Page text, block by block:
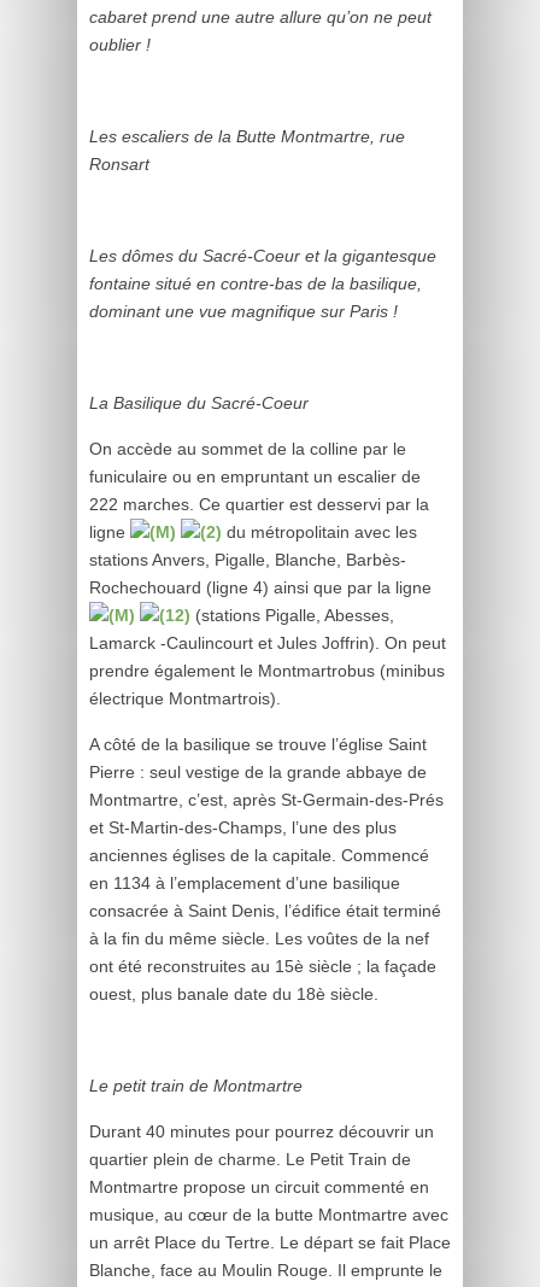
cabaret prend une autre allure qu’on ne peut
oublier !
Les escaliers de la Butte Montmartre, rue
Ronsart
Les dômes du Sacré-Coeur et la gigantesque
fontaine situé en contre-bas de la basilique,
dominant une vue magnifique sur Paris !
La Basilique du Sacré-Coeur
On accède au sommet de la colline par le
funiculaire ou en empruntant un escalier de
222 marches. Ce quartier est desservi par la
ligne
du métropolitain avec les
stations Anvers, Pigalle, Blanche, Barbès-
Rochechouard (ligne 4) ainsi que par la ligne
(stations Pigalle, Abesses,
Lamarck -Caulincourt et Jules Joffrin). On peut
prendre également le Montmartrobus (minibus
électrique Montmartrois).
A côté de la basilique se trouve l’église Saint
Pierre : seul vestige de la grande abbaye de
Montmartre, c’est, après St-Germain-des-Prés
et St-Martin-des-Champs, l’une des plus
anciennes églises de la capitale. Commencé
en 1134 à l’emplacement d’une basilique
consacrée à Saint Denis, l’édifice était terminé
à la fin du même siècle. Les voûtes de la nef
ont été reconstruites au 15è siècle ; la façade
ouest, plus banale date du 18è siècle.
Le petit train de Montmartre
Durant 40 minutes pour pourrez découvrir un
quartier plein de charme. Le Petit Train de
Montmartre propose un circuit commenté en
musique, au cœur de la butte Montmartre avec
un arrêt Place du Tertre. Le départ se fait Place
Blanche, face au Moulin Rouge. Il emprunte le